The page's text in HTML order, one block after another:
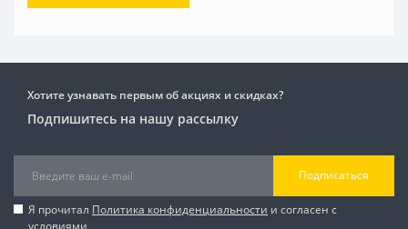
Хотите узнавать первым об акциях и скидках?
Подпишитесь на нашу рассылку
Подписаться
Я прочитал Политика конфиденциальности и согласен с
условиями